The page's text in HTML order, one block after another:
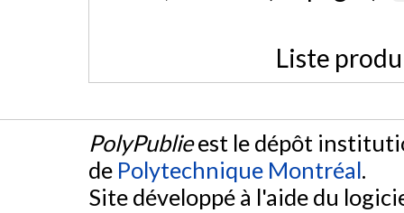
Liste
PolyPublieest le dépôt
de Polytechnique Montréal.
Site développé à l'aide du